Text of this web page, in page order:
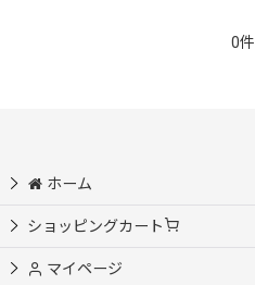
0件
ホーム
ショッピングカート
マイページ